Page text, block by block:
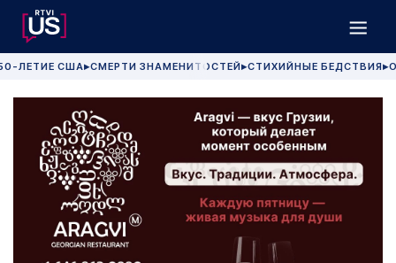
ЛЕТИЕ США▶СМЕРТИ ЗНАМЕНИТОСТЕЙ▶СТИХИЙНЫЕ БЕДСТВИЯ▶